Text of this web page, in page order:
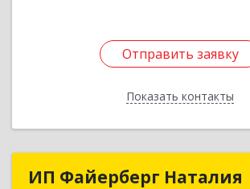
Отправить заявку
Показать контакты
Отправить заявку
Назад
ИП Файерберг Наталия
ИП Файерберг